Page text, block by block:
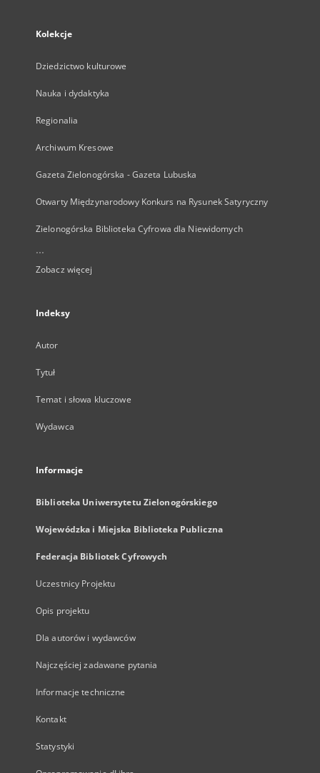
Kolekcje
Dziedzictwo kulturowe
Nauka i dydaktyka
Regionalia
Archiwum Kresowe
Gazeta Zielonogórska - Gazeta Lubuska
Otwarty Międzynarodowy Konkurs na Rysunek Satyryczny
Zielonogórska Biblioteka Cyfrowa dla Niewidomych
...
Zobacz więcej
Indeksy
Autor
Tytuł
Temat i słowa kluczowe
Wydawca
Informacje
Biblioteka Uniwersytetu Zielonogórskiego
Wojewódzka i Miejska Biblioteka Publiczna
Federacja Bibliotek Cyfrowych
Uczestnicy Projektu
Opis projektu
Dla autorów i wydawców
Najczęściej zadawane pytania
Informacje techniczne
Kontakt
Statystyki